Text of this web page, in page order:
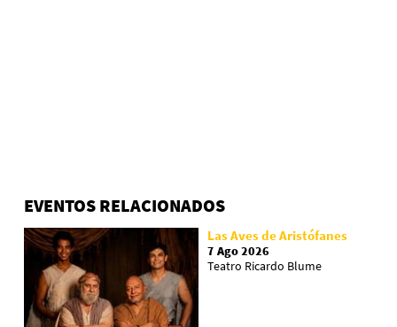
EVENTOS RELACIONADOS
Las Aves de Aristófanes
7 Ago 2026
Teatro Ricardo Blume